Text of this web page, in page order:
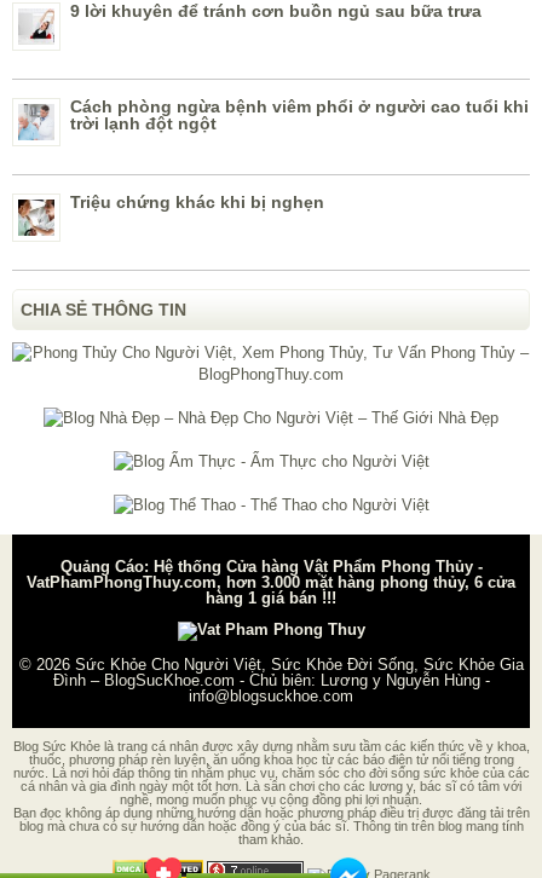
9 lời khuyên để tránh cơn buồn ngủ sau bữa trưa
Cách phòng ngừa bệnh viêm phổi ở người cao tuổi khi
trời lạnh đột ngột
Triệu chứng khác khi bị nghẹn
CHIA SẺ THÔNG TIN
Quảng Cáo: Hệ thống Cửa hàng Vật Phẩm Phong Thủy -
VatPhamPhongThuy.com, hơn 3.000 mặt hàng phong thủy, 6 cửa
hàng 1 giá bán !!!
© 2026 Sức Khỏe Cho Người Việt, Sức Khỏe Đời Sống, Sức Khỏe Gia
Đình – BlogSucKhoe.com - Chủ biên: Lương y Nguyễn Hùng-
info@blogsuckhoe.com
Blog Sức Khỏe là trang cá nhân được xây dựng nhằm sưu tầm các kiến thức về y khoa,
thuốc, phương pháp rèn luyện, ăn uống khoa học từ các báo điện tử nổi tiếng trong
nước. Là nơi hỏi đáp thông tin nhằm phục vụ, chăm sóc cho đời sống sức khỏe của các
cá nhân và gia đình ngày một tốt hơn. Là sân chơi cho các lương y, bác sĩ có tâm với
nghề, mong muốn phục vụ cộng đồng phi lợi nhuận.
Bạn đọc không áp dụng những hướng dẫn hoặc phương pháp điều trị được đăng tải trên
blog mà chưa có sự hướng dẫn hoặc đồng ý của bác sĩ. Thông tin trên blog mang tính
tham khảo.